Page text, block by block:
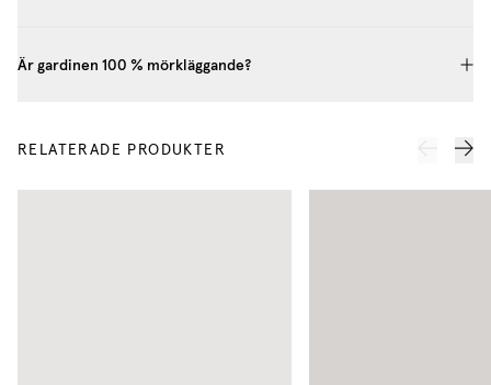
Är gardinen 100 % mörkläggande?
RELATERADE PRODUKTER